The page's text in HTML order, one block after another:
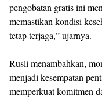
pengobatan gratis ini
memastikan kondisi
tetap terjaga,” ujarnya.
Rusli menambahkan,
menjadi kesempatan
memperkuat komitmen